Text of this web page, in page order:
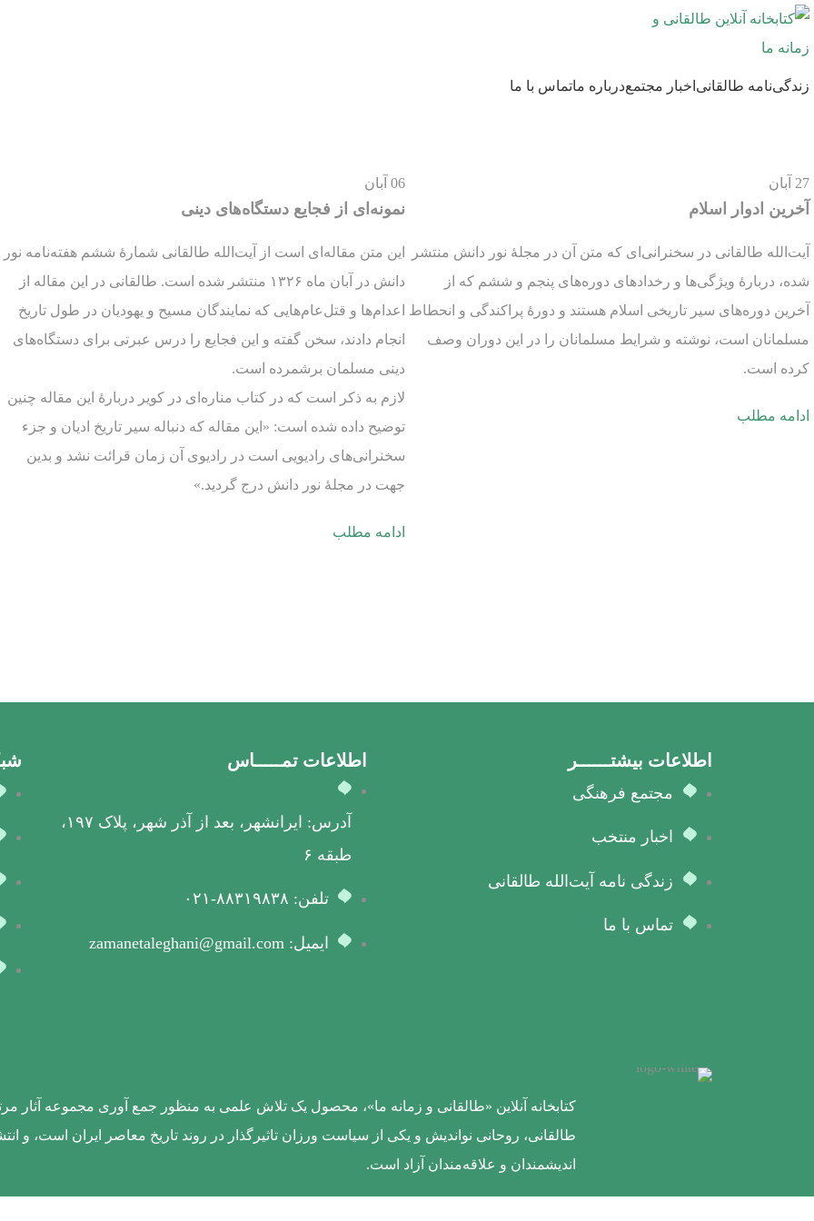
زندگی‌نامه طالقانی اخبار مجتمعدرباره ماتماس با ما
27 آبان
آخرین ادوار اسلام
آیت‌الله طالقانی در سخنرانی‌ای که متن آن در مجلۀ نور دانش منتشر
شده، دربارۀ ویژگی‌ها و رخدادهای دوره‌های پنجم و ششم که از
آخرین دوره‌های سیر تاریخی اسلام هستند و دورۀ پراکندگی و انحطاط
مسلمانان است، نوشته و شرایط مسلمانان را در این دوران وصف
کرده است.
ادامه مطلب
06 آبان
نمونه‌ای از فجایع دستگاه‌های دینی
این متن مقاله‌ای است از آیت‌الله طالقانی شمارۀ ششم هفته‌نامه نور
دانش در آبان ماه ۱۳۲۶ منتشر شده است. طالقانی در این مقاله از
اعدام‌ها و قتل‌عام‌هایی که نمایندگان مسیح و یهودیان در طول تاریخ
انجام دادند، سخن گفته و این فجایع را درس عبرتی برای دستگاه‌های
دینی مسلمان برشمرده است.
لازم به ذکر است که در کتاب مناره‌ای در کویر دربارۀ این مقاله چنین
توضیح داده شده است: «این مقاله که دنباله سیر تاریخ ادیان و جزء
سخنرانی‌های رادیویی است در رادیوی آن زمان قرائت نشد و بدین
جهت در مجلۀ نور دانش درج گردید.»
ادامه مطلب
اطلاعات بیشتــــــر
مجتمع فرهنگی
اخبار منتخب
زندگی نامه آیت‌الله طالقانی
تماس با ما
اطلاعات تمـــــاس
آدرس: ایرانشهر، بعد از آذر شهر، پلاک ۱۹۷،
طبقه ۶
تلفن: ۸۸۳۱۹۸۳۸-۰۲۱
ایمیل: zamanetaleghani@gmail.com
کتابخانه آنلاین «طالقانی و زمانه ما»، محصول یک تلاش علمی به منظور جمع آوری مجموعه آثار
طالقانی، روحانی نواندیش و یکی از سیاست ورزان تاثیرگذار در روند تاریخ معاصر ایران است، و
اندیشمندان و علاقه‌مندان آزاد است.